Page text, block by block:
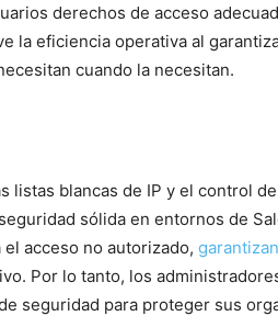
derechos de ⁣acceso
la eficiencia⁢ operativa al
cuando la necesitan.
listas blancas de IP y el control
sólida en entornos de​
acceso no autorizado,
Por⁢ lo tanto, los
seguridad para proteger sus